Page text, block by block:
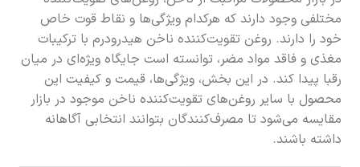
مختلفی وجود دارند که هرکدام ویژگی‌ها و نقاط قوت خاص
خود را دارند. روغن تقویت‌کننده ناخن هیدرودرم با ترکیبات
مغذی و فاقد مواد مضر، توانسته است جایگاه ویژه‌ای در میان
رقبا پیدا کند. در این بخش، ویژگی‌ها، قیمت و کیفیت این
محصول با سایر روغن‌های تقویت‌کننده ناخن موجود در بازار
مقایسه می‌شود تا مصرف‌کنندگان بتوانند انتخابی آگاهانه
داشته باشند.